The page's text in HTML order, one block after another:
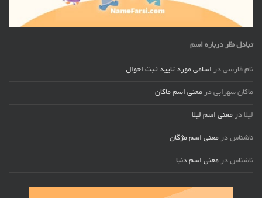
تبادل نظر درباره اسم
نام فارسی در اسامی مورد تایید ثبت احوال
ماکان سهرابی در معنی اسم ماکان
لیلا در معنی اسم لیلا
ناشناس در معنی اسم مژگان
ناشناس در معنی اسم دنیا